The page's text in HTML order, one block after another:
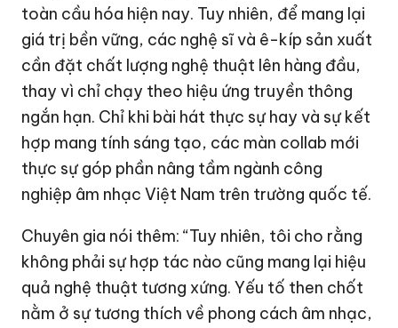
toàn cầu hóa hiện nay. Tuy nhiên, để mang lại
giá trị bền vững, các nghệ sĩ và ê-kíp sản xuất
cần đặt chất lượng nghệ thuật lên hàng đầu,
thay vì chỉ chạy theo hiệu ứng truyền thông
ngắn hạn. Chỉ khi bài hát thực sự hay và sự kết
hợp mang tính sáng tạo, các màn collab mới
thực sự góp phần nâng tầm ngành công
nghiệp âm nhạc Việt Nam trên trường quốc tế.
Chuyên gia nói thêm: “Tuy nhiên, tôi cho rằng
không phải sự hợp tác nào cũng mang lại hiệu
quả nghệ thuật tương xứng. Yếu tố then chốt
nằm ở sự tương thích về phong cách âm nhạc,